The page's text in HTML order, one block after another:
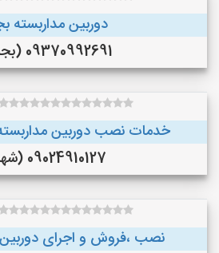
دوربین مداربسته
09370992691 (بجنورد )
خدمات نصب دوربین
09024910127 (شهرکرد)
نصب ،فروش و اجرای